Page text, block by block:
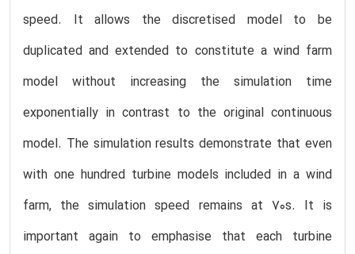
speed. It allows the discretised model to be
duplicated and extended to constitute a wind farm
model without increasing the simulation time
exponentially in contrast to the original continuous
model. The simulation results demonstrate that even
with one hundred turbine models included in a wind
farm, the simulation speed remains at 70s. It is
important again to emphasise that each turbine